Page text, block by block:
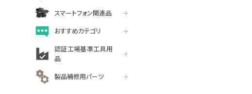
スマートフォン関連品
おすすめカテゴリ
認証工場基準工具用
品
製品補修用パーツ